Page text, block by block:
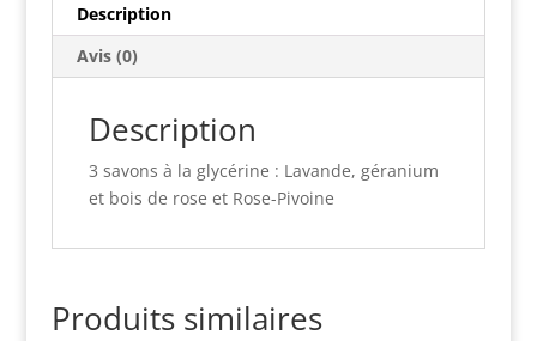
Description
Avis (0)
Description
3 savons à la glycérine : Lavande, géranium
et bois de rose et Rose-Pivoine
Produits similaires